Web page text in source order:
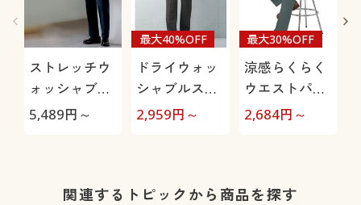
ストレッチウ
ォッシャブル
スラックス(ツ
5,489円～
ドライウォッ
シャブルスラ
ックス(ツータ
OK)
最大40%OFF
2,959円～
涼感らくらく
ウエストパン
ツ(ウエストホ
最大30%OFF
2,684円～
関連するトピックから商品を探す